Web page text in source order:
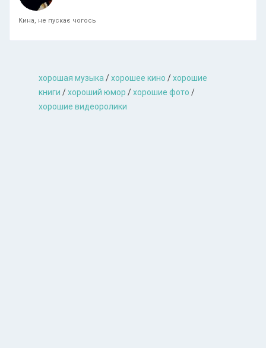
Кина, не пускає чогось
хорошая музыкa /хорошее кино /хорошие
книги /хороший юмор /хорошие фото /
хорошие видеоролики